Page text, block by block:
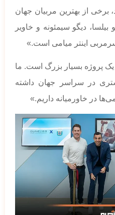
برخی از بهترین مربیان جهان
بیلسا، دیگو سیمئونه و خاویر
اینتر میامی است.»
او افزود: «پروژه فوتبال AFA یک پروژه بسیار بزرگ است. ما
در سراسر جهان داشته
در خاورمیانه داریم.»